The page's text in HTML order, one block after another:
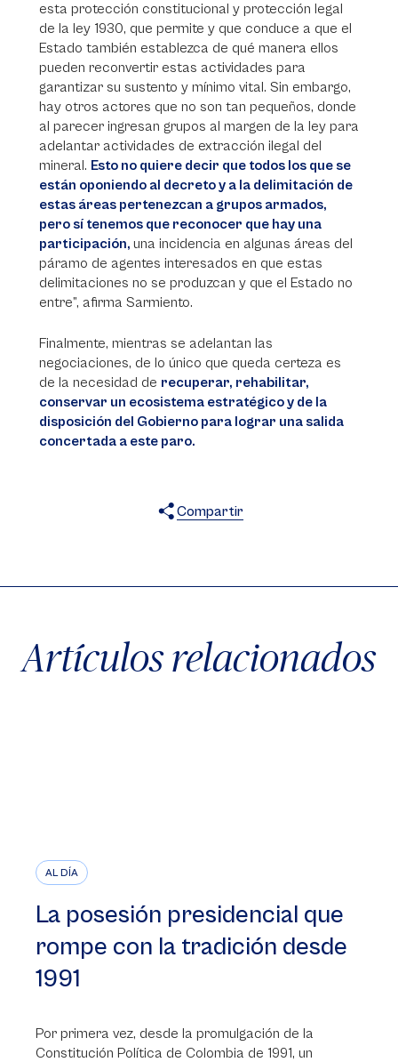
esta protección constitucional y protección legal
de la ley 1930, que permite y que conduce a que el
Estado también establezca de qué manera ellos
pueden reconvertir estas actividades para
garantizar su sustento y mínimo vital. Sin embargo,
hay otros actores que no son tan pequeños, donde
al parecer ingresan grupos al margen de la ley para
adelantar actividades de extracción ilegal del
mineral. Esto no quiere decir que todos los que se
están oponiendo al decreto y a la delimitación de
estas áreas pertenezcan a grupos armados,
pero sí tenemos que reconocer que hay una
participación, una incidencia en algunas áreas del
páramo de agentes interesados en que estas
delimitaciones no se produzcan y que el Estado no
entre”, afirma Sarmiento.
Finalmente, mientras se adelantan las
negociaciones, de lo único que queda certeza es
de la necesidad de recuperar, rehabilitar,
conservar un ecosistema estratégico y de la
disposición del Gobierno para lograr una salida
concertada a este paro.
Compartir
Artículos relacionados
AL DÍA
La posesión presidencial que
rompe con la tradición desde
1991
Por primera vez, desde la promulgación de la
Constitución Política de Colombia de 1991, un